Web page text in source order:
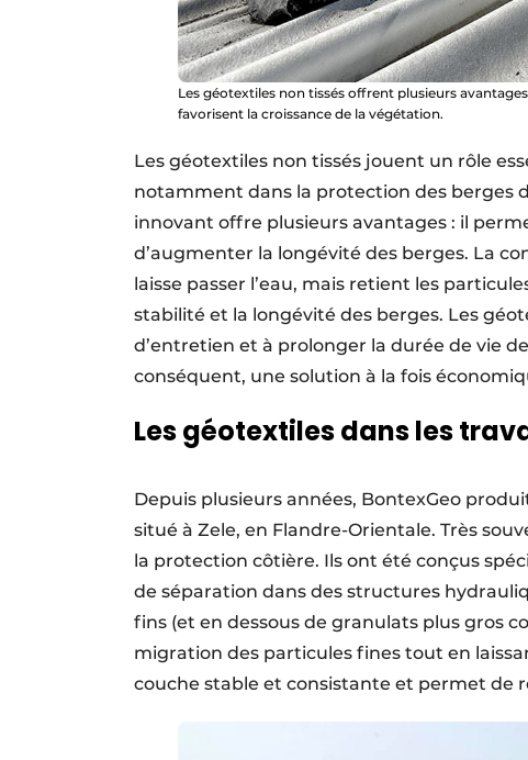
Les géotextiles non tissés offrent plusieurs
favorisent la croissance de la végétation.
Les géotextiles non tissés jouent un rôle
notamment dans la protection des berges
innovant offre plusieurs avantages : il
d’augmenter la longévité des berges. La
laisse passer l’eau, mais retient les
stabilité et la longévité des berges. Les
d’entretien et à prolonger la durée de vie
conséquent, une solution à la fois
Les géotextiles dans les
Depuis plusieurs années, BontexGeo
situé à Zele, en Flandre-Orientale. Très
la protection côtière. Ils ont été conçus
de séparation dans des structures
fins (et en dessous de granulats plus gros
migration des particules fines tout en
couche stable et consistante et permet de